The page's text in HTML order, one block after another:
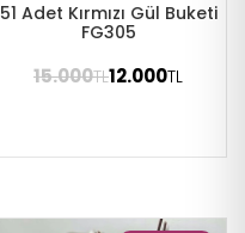
51 Adet Kırmızı Gül Buketi
FG305
15.000TL12.000TL